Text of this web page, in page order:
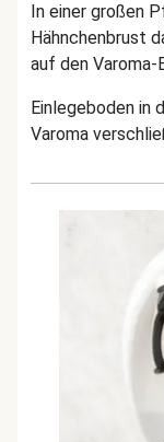
In einer großen
Hähnchenbrust
auf den Varoma-
Einlegeboden in
Varoma